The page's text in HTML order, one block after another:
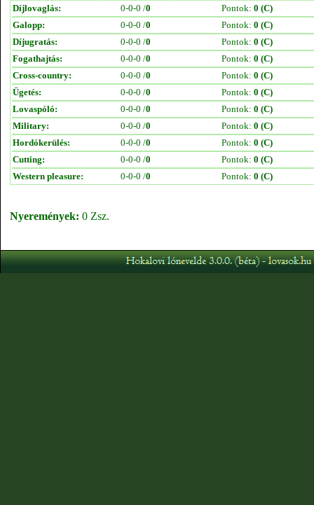
Díjlovaglás:
0-0-0 /0 Pontok: 0 (C)
Galopp:
0-0-0 /0 Pontok: 0 (C)
Díjugratás:
0-0-0 /0 Pontok: 0 (C)
Fogathajtás:
0-0-0 /0 Pontok: 0 (C)
Cross-country:
0-0-0 /0 Pontok: 0 (C)
Ügetés:
0-0-0 /0 Pontok: 0 (C)
Lovaspóló:
0-0-0 /0 Pontok: 0 (C)
Military:
0-0-0 /0 Pontok: 0 (C)
Hordókerülés:
0-0-0 /0 Pontok: 0 (C)
Cutting:
0-0-0 /0 Pontok: 0 (C)
Western pleasure:
0-0-0 /0 Pontok: 0 (C)
Nyeremények: 0 Zsz.